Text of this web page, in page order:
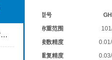
日本AND天平精密称量的“匠心范例”，以科技赋能全球实验室
型号
称重范围
读数精度
重复精度